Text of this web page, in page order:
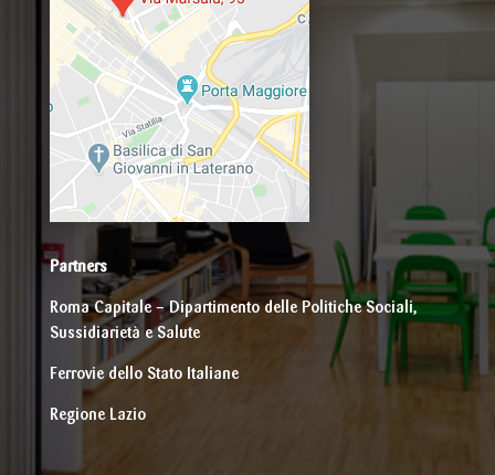
Partners
Roma Capitale – Dipartimento delle Politiche Sociali,
Sussidiarietà e Salute
Ferrovie dello Stato Italiane
Regione Lazio